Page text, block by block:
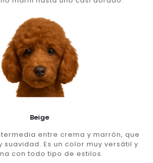
Beige
entre crema y marrón, que
Es un color muy versátil y
con todo tipo de estilos.